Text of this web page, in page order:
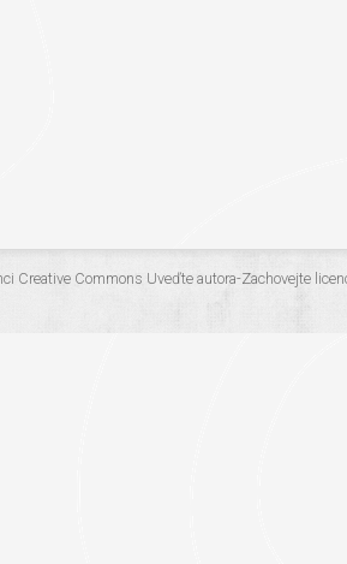
Creative Commons Uveďte autora-Zachovejte